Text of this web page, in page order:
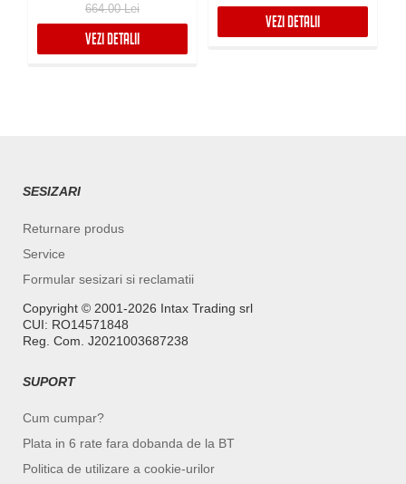
664.00 Lei
VEZI DETALII
VEZI DETALII
SESIZARI
Returnare produs
Service
Formular sesizari si reclamatii
Copyright ©️ 2001-2026 Intax Trading srl
CUI: RO14571848
Reg. Com. J2021003687238
SUPORT
Cum cumpar?
Plata in 6 rate fara dobanda de la BT
Politica de utilizare a cookie-urilor